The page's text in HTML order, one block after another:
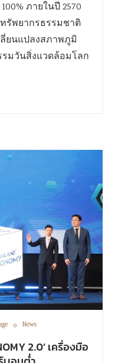
ภายในปี 2570
รัพยากรธรรมชาติ
ยนแปลงสภาพภูมิ
มวันสิ่งแวดล้อมโลก
News
2.0’ เครื่องมือ